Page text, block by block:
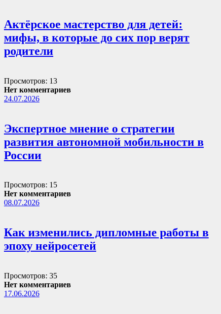
Актёрское мастерство для детей:
мифы, в которые до сих пор верят
родители
Просмотров: 13
Нет комментариев
24.07.2026
Экспертное мнение о стратегии
развития автономной мобильности в
России
Просмотров: 15
Нет комментариев
08.07.2026
Как изменились дипломные работы в
эпоху нейросетей
Просмотров: 35
Нет комментариев
17.06.2026